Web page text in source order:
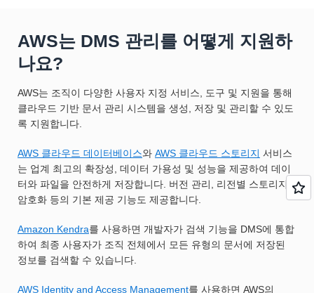
AWS는 DMS 관리를 어떻게 지원하
나요?
AWS는 조직이 다양한 사용자 지정 서비스, 도구 및 지원을 통해
클라우드 기반 문서 관리 시스템을 생성, 저장 및 관리할 수 있도
록 지원합니다.
AWS 클라우드 데이터베이스와 AWS 클라우드 스토리지 서비스
는 업계 최고의 확장성, 데이터 가용성 및 성능을 제공하여 데이
터와 파일을 안전하게 저장합니다. 버전 관리, 리전별 스토리지,
암호화 등의 기본 제공 기능도 제공합니다.
Amazon Kendra를 사용하면 개발자가 검색 기능을 DMS에 통합
하여 최종 사용자가 조직 전체에서 모든 유형의 문서에 저장된
정보를 검색할 수 있습니다.
AWS Identity and Access Management를 사용하면 AWS의